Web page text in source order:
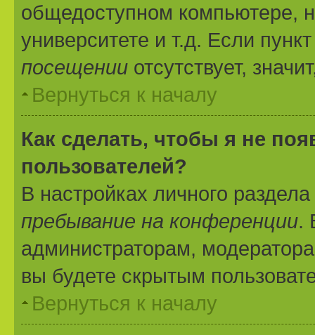
общедоступном компьютере,
университете и т.д. Если
посещении отсутствует,
Вернуться к началу
Как сделать, чтобы я не
пользователей?
В настройках личного
пребывание на конференции.
администраторам,
вы будете скрытым
Вернуться к началу